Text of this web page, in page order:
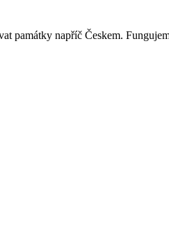
památky napříč Českem.